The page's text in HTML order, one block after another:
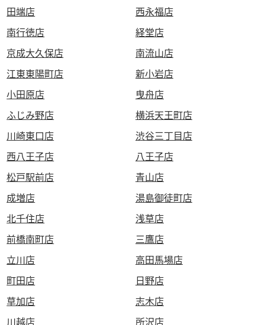
田端店
西永福店
南行徳店
経堂店
京成大久保店
南流山店
江東東陽町店
新小岩店
小田原店
曳舟店
ふじみ野店
横浜天王町店
川崎東口店
渋谷三丁目店
西八王子店
八王子店
松戸駅前店
青山店
成増店
湯島御徒町店
北千住店
浅草店
前橋南町店
三鷹店
立川店
高田馬場店
町田店
日野店
草加店
志木店
川越店
所沢店